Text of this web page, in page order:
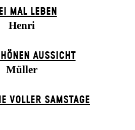
MAL LEBEN
Henri
AUSSICHT
Müller
VOLLER SAMSTAGE